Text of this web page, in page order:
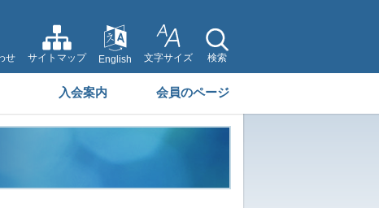
せ サイトマップ English 文字サイズ 検索
入会案内 会員のページ